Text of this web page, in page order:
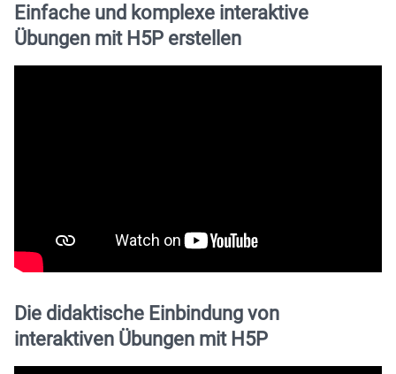
Einfache und komplexe interaktive
Übungen mit H5P erstellen
Die didaktische Einbindung von
interaktiven Übungen mit H5P